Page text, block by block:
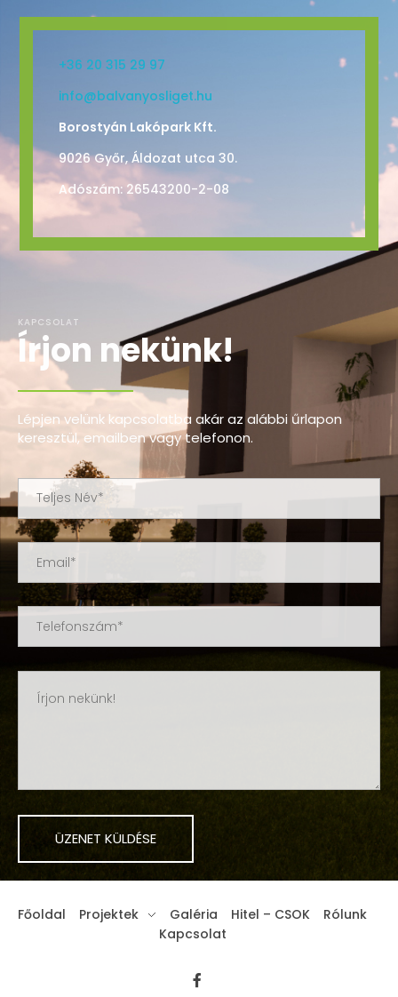
KAPCSOLAT
Írjon nekünk!
Lépjen velünk kapcsolatba akár az alábbi űrlapon
keresztül, emailben vagy telefonon.
+36 20 315 29 97
info@balvanyosliget.hu
Borostyán Lakópark Kft.
9026 Győr, Áldozat utca 30.
Adószám: 26543200-2-08
Főoldal Projektek Galéria Hitel – CSOK
Rólunk
Kapcsolat